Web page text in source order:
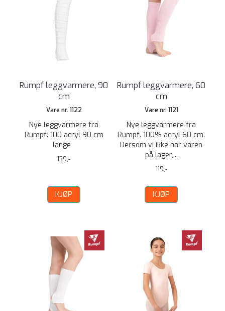
Rumpf leggvarmere, 90
cm
Vare nr. 1122
Nye leggvarmere fra
Rumpf. 100 acryl 90 cm
lange
139,-
KJØP
Rumpf leggvarmere, 60
cm
Vare nr. 1121
Nye leggvarmere fra
Rumpf. 100% acryl 60 cm.
Dersom vi ikke har varen
på lager,...
119,-
KJØP